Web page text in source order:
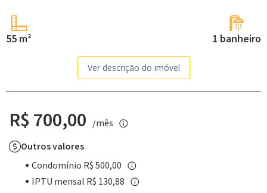
55 m² 1 banheiro
Ver descrição do imóvel
R$ 700,00 /mês
Outros valores
Condomínio R$ 500,00
IPTU mensal R$ 130,88